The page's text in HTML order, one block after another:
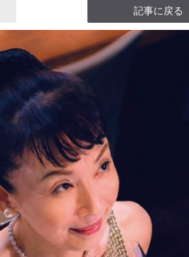
記事に戻る